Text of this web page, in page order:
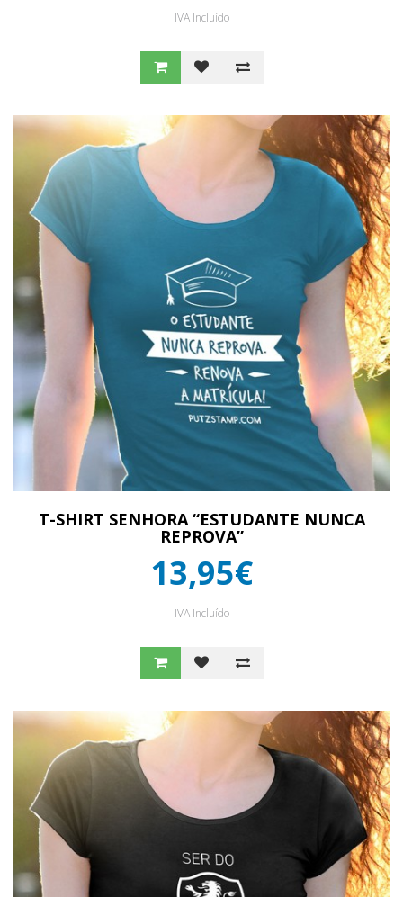
IVA Incluído
T-SHIRT SENHORA “ESTUDANTE NUNCA
REPROVA”
13,95€
IVA Incluído